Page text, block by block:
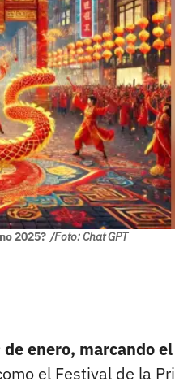
2025? /Foto: Chat GPT
enero, marcando
el Festival de la